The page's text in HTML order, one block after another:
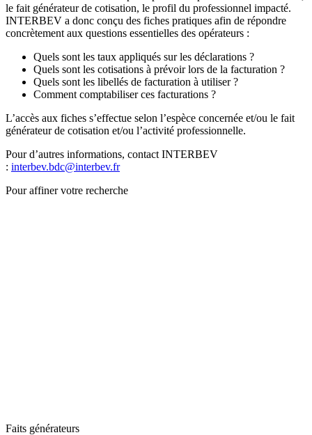
le fait générateur de cotisation, le profil du professionnel impacté.
INTERBEV a donc conçu des fiches pratiques afin de répondre
concrètement aux questions essentielles des opérateurs :
Quels sont les taux appliqués sur les déclarations ?
Quels sont les cotisations à prévoir lors de la facturation ?
Quels sont les libellés de facturation à utiliser ?
Comment comptabiliser ces facturations ?
L’accès aux fiches s’effectue selon l’espèce concernée et/ou le fait
générateur de cotisation et/ou l’activité professionnelle.
Pour d’autres informations, contact INTERBEV
: interbev.bdc@interbev.fr
Pour affiner votre recherche
Faits générateurs